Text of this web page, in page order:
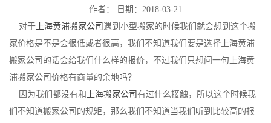
作者：
日期：2018-03-21
对于 上海黄浦搬家公司 遇到小型搬家的时候我们就会想到这个搬
家价格是不是会很低或者很高，我们不知道我们要是选择上海黄浦
搬家公司的话会给我们什么样的报价，不过我们只想问一句上海黄
浦搬家公司价格有商量的余地吗？
因为我们都没有和 上海搬家公司 有过什么接触，所以这个时候我
们不知道搬家公司的规矩，那么我们不知道当我们听到比较高的报